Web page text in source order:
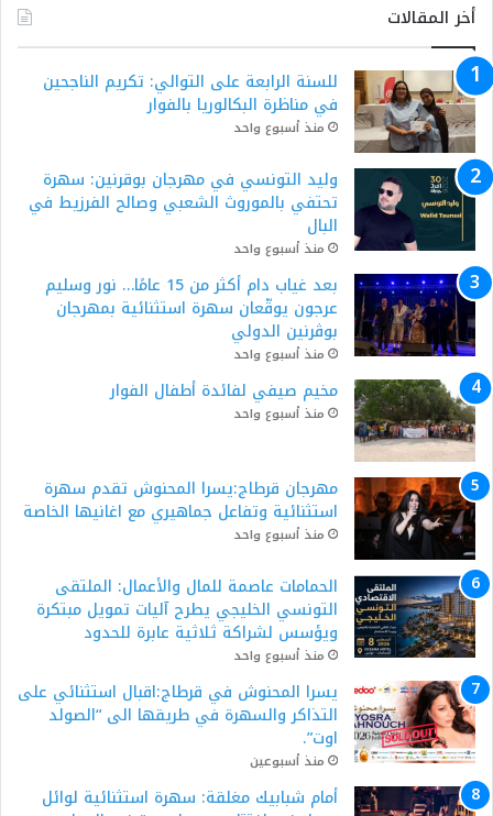
أخر المقالات
للسنة الرابعة على التوالي: تكريم الناجحين
في مناظرة البكالوريا بالفوار
منذ أسبوع واحد
وليد التونسي في مهرجان بوقرنين: سهرة
تحتفي بالموروث الشعبي وصالح الفرزيط في
البال
منذ أسبوع واحد
بعد غياب دام أكثر من 15 عامًا… نور وسليم
عرجون يوقّعان سهرة استثنائية بمهرجان
بوڨرنين الدولي
منذ أسبوع واحد
مخيم صيفي لفائدة أطفال الفوار
منذ أسبوع واحد
مهرجان قرطاج:يسرا المحنوش تقدم سهرة
استثنائية وتفاعل جماهيري مع اغانيها الخاصة
منذ أسبوع واحد
الحمامات عاصمة للمال والأعمال: الملتقى
التونسي الخليجي يطرح آليات تمويل مبتكرة
ويؤسس لشراكة ثلاثية عابرة للحدود
منذ أسبوع واحد
يسرا المحنوش في قرطاج:اقبال استثنائي على
التذاكر والسهرة في طريقها الى “الصولد
اوت”.
منذ أسبوعين
أمام شبابيك مغلقة: سهرة استثنائية لوائل